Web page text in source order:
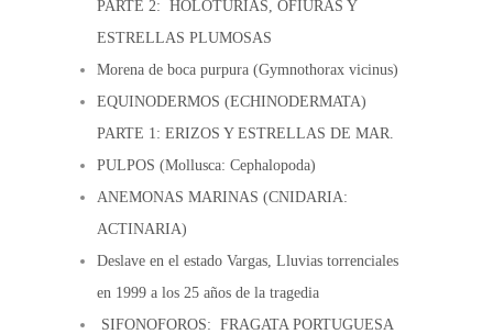
PARTE 2: HOLOTURIAS, OFIURAS Y
ESTRELLAS PLUMOSAS
Morena de boca purpura (Gymnothorax vicinus)
EQUINODERMOS (ECHINODERMATA)
PARTE 1: ERIZOS Y ESTRELLAS DE MAR.
PULPOS (Mollusca: Cephalopoda)
ANEMONAS MARINAS (CNIDARIA:
ACTINARIA)
Deslave en el estado Vargas, Lluvias torrenciales
en 1999 a los 25 años de la tragedia
SIFONOFOROS: FRAGATA PORTUGUESA